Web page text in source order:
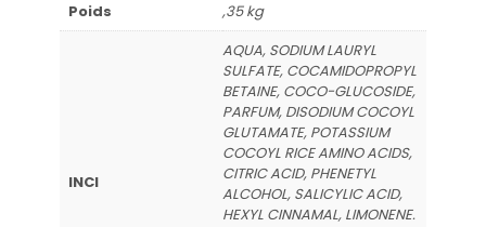
Poids ,35 kg
INCI
AQUA, SODIUM LAURYL
SULFATE, COCAMIDOPROPYL
BETAINE, COCO-GLUCOSIDE,
PARFUM, DISODIUM COCOYL
GLUTAMATE, POTASSIUM
COCOYL RICE AMINO ACIDS,
CITRIC ACID, PHENETYL
ALCOHOL, SALICYLIC ACID,
HEXYL CINNAMAL, LIMONENE.